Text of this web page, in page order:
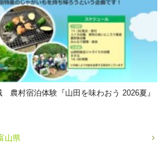
農村宿泊体験『山田を味わおう 2026夏』
山県